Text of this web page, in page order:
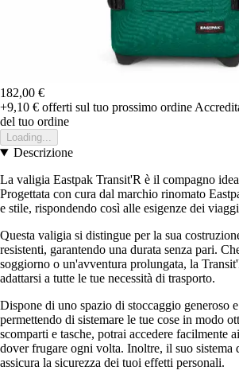
182,00 €
+9,10 € offerti sul tuo prossimo ordine
del tuo ordine
Loading...
Descrizione
La valigia Eastpak Transit'R è il compagno
Progettata con cura dal marchio rinomato
e stile, rispondendo così alle esigenze dei
Questa valigia si distingue per la sua
resistenti, garantendo una durata senza pari.
soggiorno o un'avventura prolungata, la
adattarsi a tutte le tue necessità di trasporto.
Dispone di uno spazio di stoccaggio generoso
permettendo di sistemare le tue cose in modo
scomparti e tasche, potrai accedere facilmente
dover frugare ogni volta. Inoltre, il suo sistema
assicura la sicurezza dei tuoi effetti personali.